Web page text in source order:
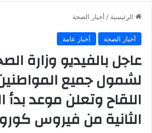
الرئيسية / أخبار الصحة
أخبار الصحة أخبار عامة
عاجل بالفيديو وزارة
لشمول جميع
اللقاح وتعلن موعد بدأ
الثانية من فيروس